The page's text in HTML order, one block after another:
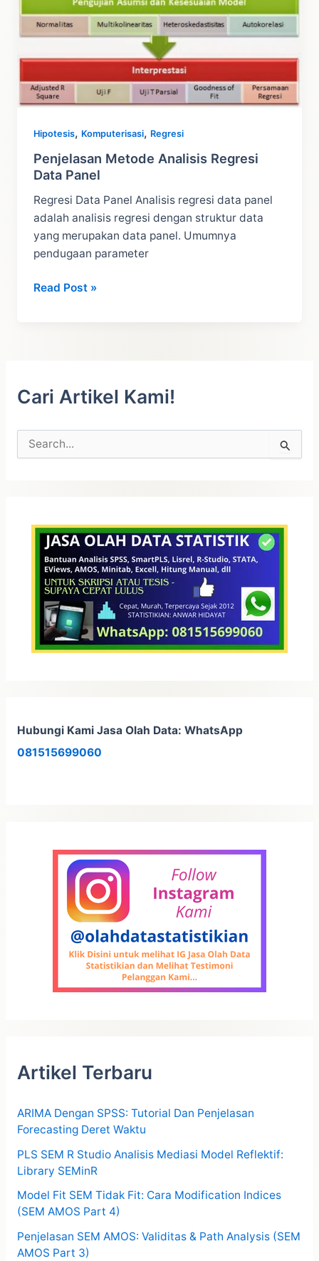
Hipotesis, Komputerisasi, Regresi
Penjelasan Metode Analisis Regresi
Data Panel
Regresi Data Panel Analisis regresi data panel
adalah analisis regresi dengan struktur data
yang merupakan data panel. Umumnya
pendugaan parameter
Penjelasan
Read Post »
Cari Artikel Kami!
Hubungi Kami Jasa Olah Data: WhatsApp
081515699060
Artikel Terbaru
ARIMA Dengan SPSS: Tutorial Dan Penjelasan
Forecasting Deret Waktu
PLS SEM R Studio Analisis Mediasi Model Reflektif:
Library SEMinR
Model Fit SEM Tidak Fit: Cara Modification Indices
(SEM AMOS Part 4)
Penjelasan SEM AMOS: Validitas & Path Analysis (SEM
AMOS Part 3)